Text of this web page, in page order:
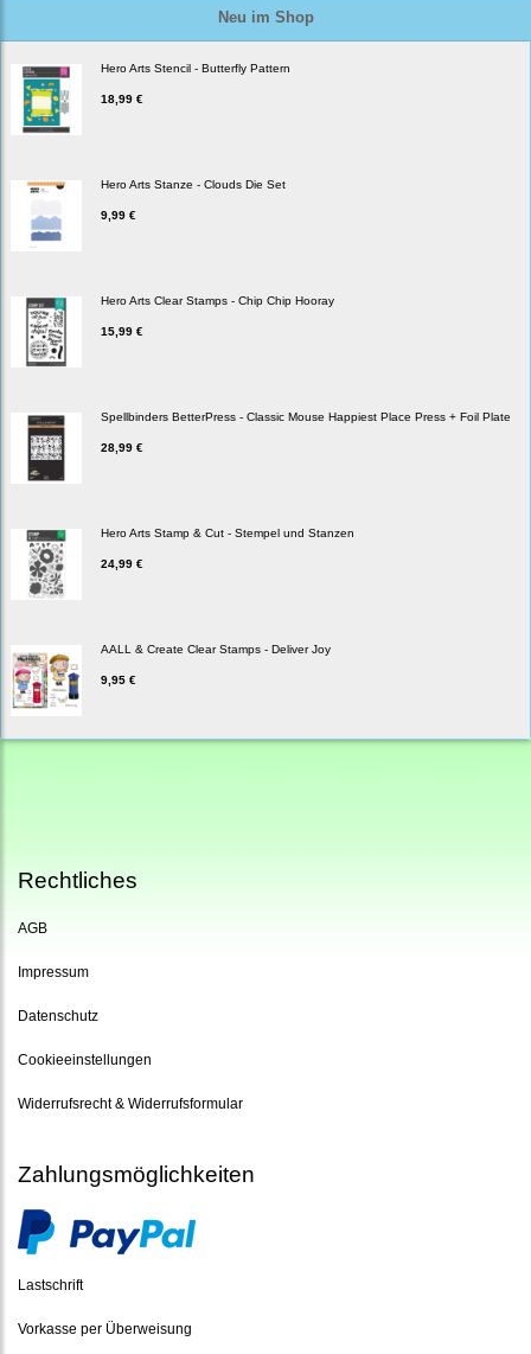
Neu im Shop
Hero Arts Stencil - Butterfly Pattern
18,99 €
Hero Arts Stanze - Clouds Die Set
9,99 €
Hero Arts Clear Stamps - Chip Chip Hooray
15,99 €
Spellbinders BetterPress - Classic Mouse Happiest Place Press + Foil Plate
28,99 €
Hero Arts Stamp & Cut - Stempel und Stanzen
24,99 €
AALL & Create Clear Stamps - Deliver Joy
9,95 €
Rechtliches
AGB
Impressum
Datenschutz
Cookieeinstellungen
Widerrufsrecht & Widerrufsformular
Zahlungsmöglichkeiten
Lastschrift
Vorkasse per Überweisung